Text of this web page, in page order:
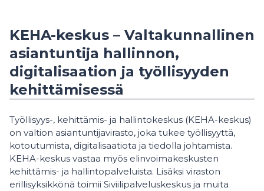
KEHA-keskus – Valtakunnallinen
asiantuntija hallinnon,
digitalisaation ja työllisyyden
kehittämisessä
Työllisyys-, kehittämis- ja hallintokeskus (KEHA-keskus)
on valtion asiantuntijavirasto, joka tukee työllisyyttä,
kotoutumista, digitalisaatiota ja tiedolla johtamista.
KEHA-keskus vastaa myös elinvoimakeskusten
kehittämis- ja hallintopalveluista. Lisäksi viraston
erillisyksikkönä toimii Siviilipalveluskeskus ja muita